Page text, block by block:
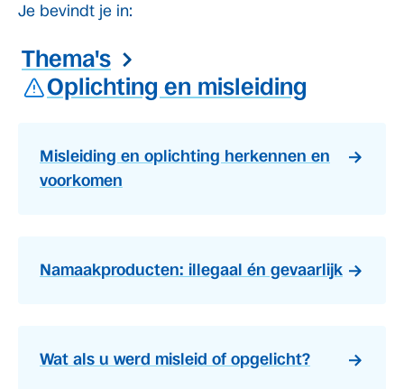
Je bevindt je in:
Thema's
Oplichting en misleiding
Misleiding en oplichting herkennen en
voorkomen
Namaakproducten: illegaal én gevaarlijk
Wat als u werd misleid of opgelicht?